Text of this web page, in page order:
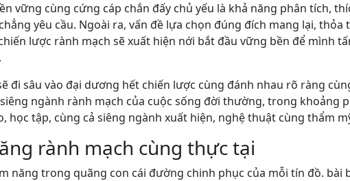
vững cùng cứng cáp chắn đấy chủ yếu là khả năng phân tích,
yêu cầu. Ngoài ra, vấn đề lựa chọn đúng đích mang lại,
lược rành mạch sẽ xuất hiện nới bắt đầu vững bền để mình
đi sâu vào đại dương hết chiến lược cùng đánh nhau rõ ràng
ngành rành mạch của cuộc sống đời thường, trong khoảng
học tập, cùng cả siêng ngành xuất hiện, nghệ thuật cùng thẩm
rành mạch cùng thực tại
năng trong quãng con cái đường chinh phục của mỗi tín đồ. bài